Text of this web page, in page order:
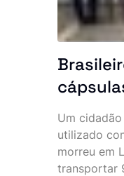
rede
Um
utilizado
morreu em
transportar